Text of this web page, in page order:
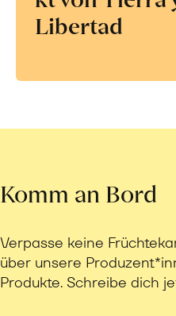
Libertad
Komm an Bord
Verpasse keine
über unsere
Produkte. Schreibe dich